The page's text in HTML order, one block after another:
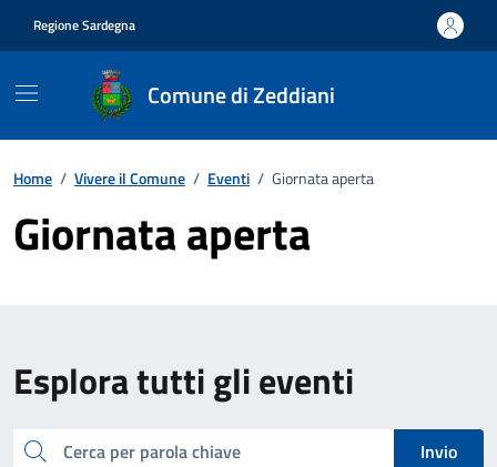
Regione Sardegna
Comune di Zeddiani
Home / Vivere il Comune / Eventi / Giornata aperta
Giornata aperta
Esplora tutti gli eventi
Cerca
Invio